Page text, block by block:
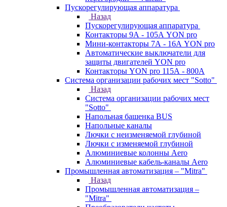
Пускорегулирующая аппаратура
Назад
Пускорегулирующая аппаратура
Контакторы 9А - 105А YON pro
Мини-контакторы 7А - 16А YON pro
Автоматические выключатели для
защиты двигателей YON pro
Контакторы YON pro 115А - 800А
Система организации рабочих мест "Sotto"
Назад
Система организации рабочих мест
"Sotto"
Напольная башенка BUS
Напольные каналы
Лючки с неизменяемой глубиной
Лючки с изменяемой глубиной
Алюминиевые колонны Aero
Алюминиевые кабель-каналы Aero
Промышленная автоматизация – "Mitra"
Назад
Промышленная автоматизация –
"Mitra"